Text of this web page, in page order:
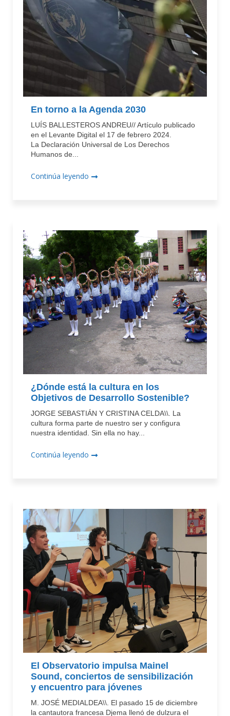
En torno a la Agenda 2030
LUÍS BALLESTEROS ANDREU// Artículo publicado
en el Levante Digital el 17 de febrero 2024.
La Declaración Universal de Los Derechos
Humanos de...
Continúa leyendo
¿Dónde está la cultura en los
Objetivos de Desarrollo Sostenible?
JORGE SEBASTIÁN Y CRISTINA CELDA\\. La
cultura forma parte de nuestro ser y configura
nuestra identidad. Sin ella no hay...
Continúa leyendo
El Observatorio impulsa Mainel
Sound, conciertos de sensibilización
y encuentro para jóvenes
M. JOSÉ MEDIALDEA\\. El pasado 15 de diciembre
la cantautora francesa Djema llenó de dulzura el